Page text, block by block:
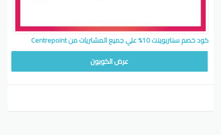
كود خصم سنتربوينت 10% علي جميع المشتريات من Centrepoint
عرض الكوبون